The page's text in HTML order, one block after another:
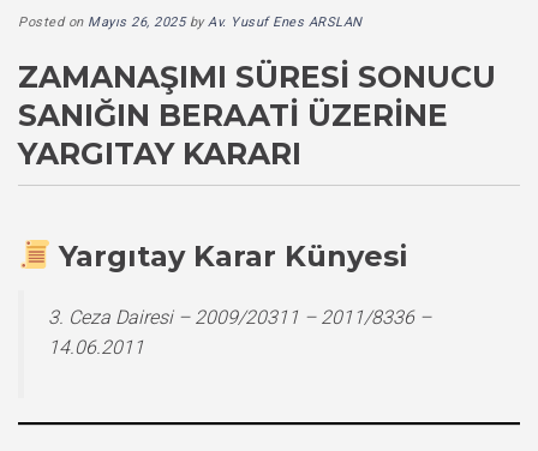
Posted on Mayıs 26, 2025byAv. Yusuf Enes ARSLAN
ZAMANAŞIMI SÜRESI SONUCU
SANIĞIN BERAATI ÜZERINE
YARGITAY KARARI
Yargıtay Karar Künyesi
3. Ceza Dairesi – 2009/20311 – 2011/8336 –
14.06.2011